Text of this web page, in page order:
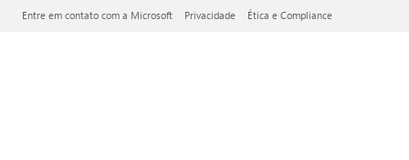
Entre em contato com a Microsoft Privacidade Ética e Compliance